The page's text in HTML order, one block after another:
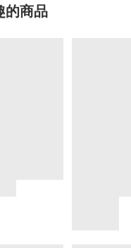
的商品